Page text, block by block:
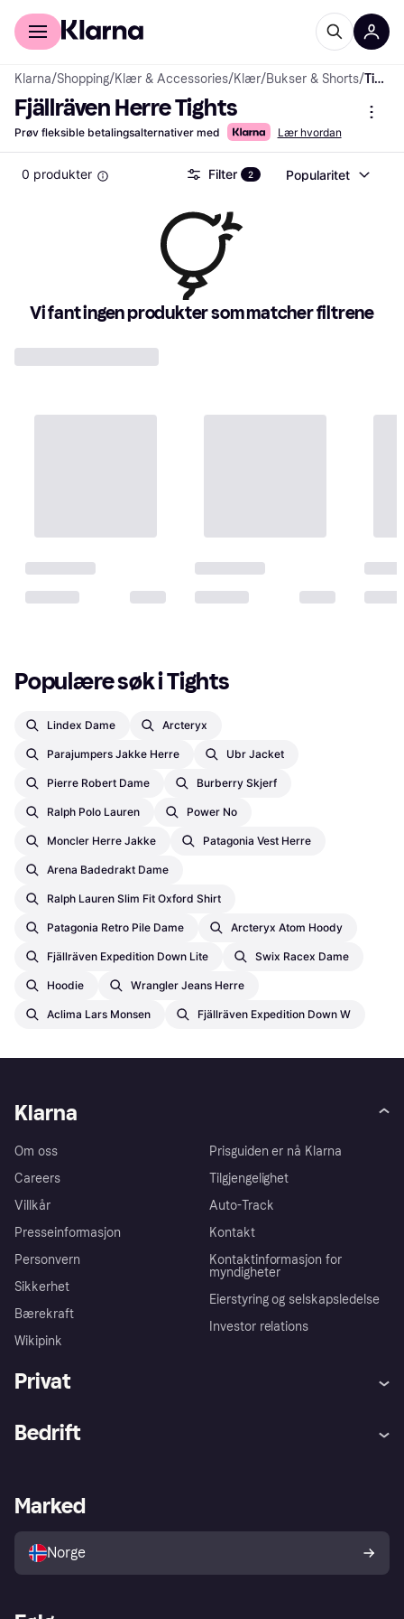
For kunder
Klarna/Shopping/Klær & Accessories/Klær/Bukser & Shorts/ Tights
Fjällräven Herre Tights
Prøv fleksible betalingsalternativer med Lær hvordan
0 produkter Filter 2 Popularitet
Vi fant ingen produkter som matcher filtrene
Populære søk i Tights
Lindex Dame Arcteryx
Parajumpers Jakke Herre Ubr Jacket
Pierre Robert Dame Burberry Skjerf
Ralph Polo Lauren Power No
Moncler Herre Jakke Patagonia Vest Herre
Arena Badedrakt Dame
Ralph Lauren Slim Fit Oxford Shirt
Patagonia Retro Pile Dame Arcteryx Atom Hoody
Fjällräven Expedition Down Lite Swix Racex Dame
Hoodie Wrangler Jeans Herre
Aclima Lars Monsen Fjällräven Expedition Down W
Klarna
Om oss
Careers
Villkår
Presseinformasjon
Personvern
Sikkerhet
Bærekraft
Wikipink
Prisguiden er nå Klarna
Tilgjengelighet
Auto-Track
Kontakt
Kontaktinformasjon for
myndigheter
Eierstyring og selskapsledelse
Investor relations
Privat
Utforsk butikker
Bedrift
Merchant portal
Marked
Norge